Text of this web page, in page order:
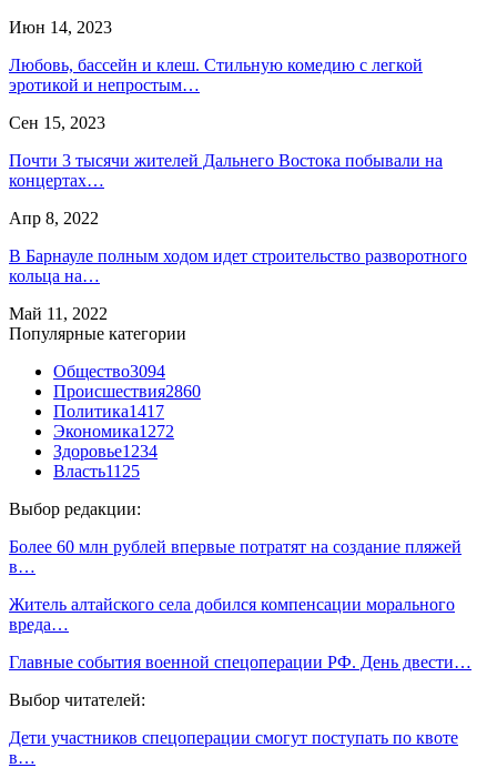
Июн 14, 2023
Любовь, бассейн и клеш. Стильную комедию с легкой
эротикой и непростым…
Сен 15, 2023
Почти 3 тысячи жителей Дальнего Востока побывали на
концертах…
Апр 8, 2022
В Барнауле полным ходом идет строительство разворотного
кольца на…
Май 11, 2022
Популярные категории
Общество3094
Происшествия2860
Политика1417
Экономика1272
Здоровье1234
Власть1125
Выбор редакции:
Более 60 млн рублей впервые потратят на создание пляжей
в…
Житель алтайского села добился компенсации морального
вреда…
Главные события военной спецоперации РФ. День двести…
Выбор читателей:
Дети участников спецоперации смогут поступать по квоте
в…